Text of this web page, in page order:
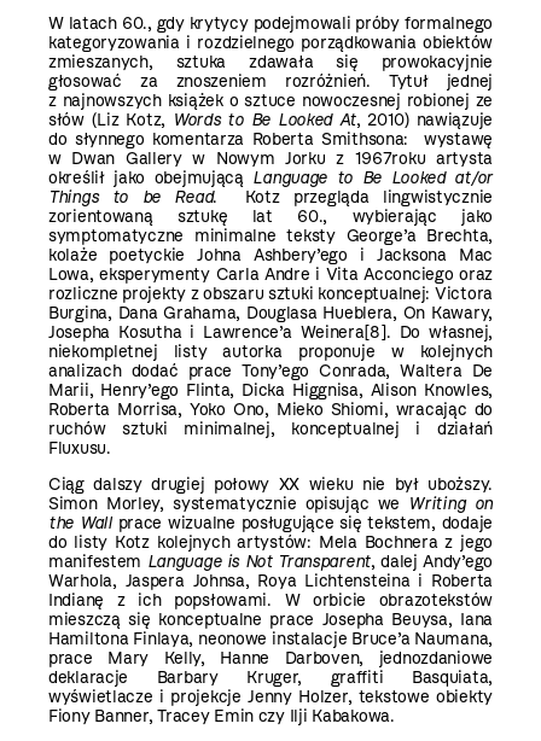
W latach 60., gdy krytycy podejmowali próby formalnego
kategoryzowania i rozdzielnego porządkowania obiektów
zmieszanych, sztuka zdawała się prowokacyjnie
głosować za znoszeniem rozróżnień. Tytuł jednej
z najnowszych książek o sztuce nowoczesnej robionej ze
słów (Liz Kotz, Words to Be Looked At, 2010) nawiązuje
do słynnego komentarza Roberta Smithsona: wystawę
w Dwan Gallery w Nowym Jorku z 1967roku artysta
określił jako obejmującą Language to Be Looked at/or
Things to be Read. Kotz przegląda lingwistycznie
zorientowaną sztukę lat 60., wybierając jako
symptomatyczne minimalne teksty George’a Brechta,
kolaże poetyckie Johna Ashbery’ego i Jacksona Mac
Lowa, eksperymenty Carla Andre i Vita Acconciego oraz
rozliczne projekty z obszaru sztuki konceptualnej: Victora
Burgina, Dana Grahama, Douglasa Hueblera, On Kawary,
Josepha Kosutha i Lawrence’a Weinera[8]. Do własnej,
niekompletnej listy autorka proponuje w kolejnych
analizach dodać prace Tony’ego Conrada, Waltera De
Marii, Henry’ego Flinta, Dicka Higgnisa, Alison Knowles,
Roberta Morrisa, Yoko Ono, Mieko Shiomi, wracając do
ruchów sztuki minimalnej, konceptualnej i działań
Fluxusu.
Ciąg dalszy drugiej połowy XX wieku nie był uboższy.
Simon Morley, systematycznie opisując we Writing on
the Wallprace wizualne posługujące się tekstem, dodaje
do listy Kotz kolejnych artystów: Mela Bochnera z jego
manifestem Language is Not Transparent, dalej Andy’ego
Warhola, Jaspera Johnsa, Roya Lichtensteina i Roberta
Indianę z ich popsłowami. W orbicie obrazotekstów
mieszczą się konceptualne prace Josepha Beuysa, Iana
Hamiltona Finlaya, neonowe instalacje Bruce’a Naumana,
prace Mary Kelly, Hanne Darboven, jednozdaniowe
deklaracje Barbary Kruger, graffiti Basquiata,
wyświetlacze i projekcje Jenny Holzer, tekstowe obiekty
Fiony Banner, Tracey Emin czy Ilji Kabakowa.